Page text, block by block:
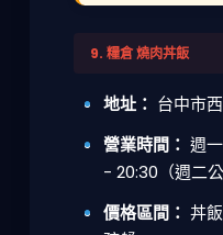
9. 糧倉 燒肉丼飯
地址： 台中市
營業時間： 週
- 20:30（週二公
價格區間： 丼